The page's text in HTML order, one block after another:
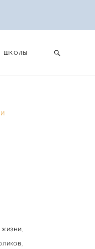
ШКОЛЫ